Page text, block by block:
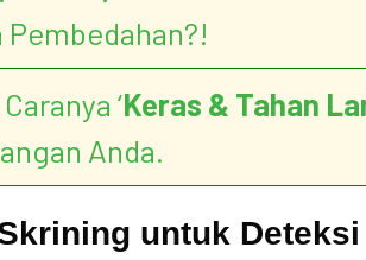
‘Keras & Tahan
Anda.
untuk